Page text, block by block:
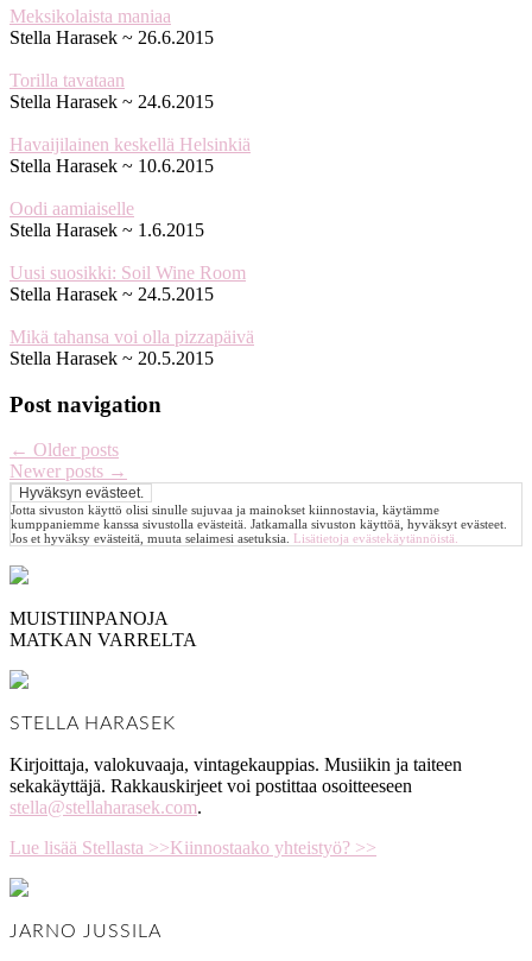
Meksikolaista maniaa
Stella Harasek ~ 26.6.2015
Torilla tavataan
Stella Harasek ~ 24.6.2015
Havaijilainen keskellä Helsinkiä
Stella Harasek ~ 10.6.2015
Oodi aamiaiselle
Stella Harasek ~ 1.6.2015
Uusi suosikki: Soil Wine Room
Stella Harasek ~ 24.5.2015
Mikä tahansa voi olla pizzapäivä
Stella Harasek ~ 20.5.2015
Post navigation
← Older posts
Newer posts →
Jotta sivuston käyttö olisi sinulle sujuvaa ja mainokset kiinnostavia, käytämme
kumppaniemme kanssa sivustolla evästeitä. Jatkamalla sivuston käyttöä, hyväksyt evästeet.
Jos et hyväksy evästeitä, muuta selaimesi asetuksia. Lisätietoja evästekäytännöistä.
MUISTIINPANOJA
MATKAN VARRELTA
STELLA HARASEK
Kirjoittaja, valokuvaaja, vintagekauppias. Musiikin ja taiteen
sekakäyttäjä. Rakkauskirjeet voi postittaa osoitteeseen
stella@stellaharasek.com.
Lue lisää Stellasta >>Kiinnostaako yhteistyö? >>
JARNO JUSSILA